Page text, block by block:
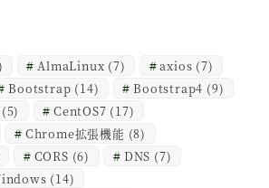
AlmaLinux (7) axios (7)
Bootstrap (14) Bootstrap4 (9)
(5) CentOS7 (17)
Chrome拡張機能 (8)
CORS (6) DNS (7)
(14)